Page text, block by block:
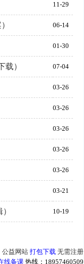
11-29
06-14
01-30
） 07-04
03-26
03-26
03-26
03-26
03-26
03-21
10-19
公益网站 打包下载 无需注册
线备课 热线：18957460509